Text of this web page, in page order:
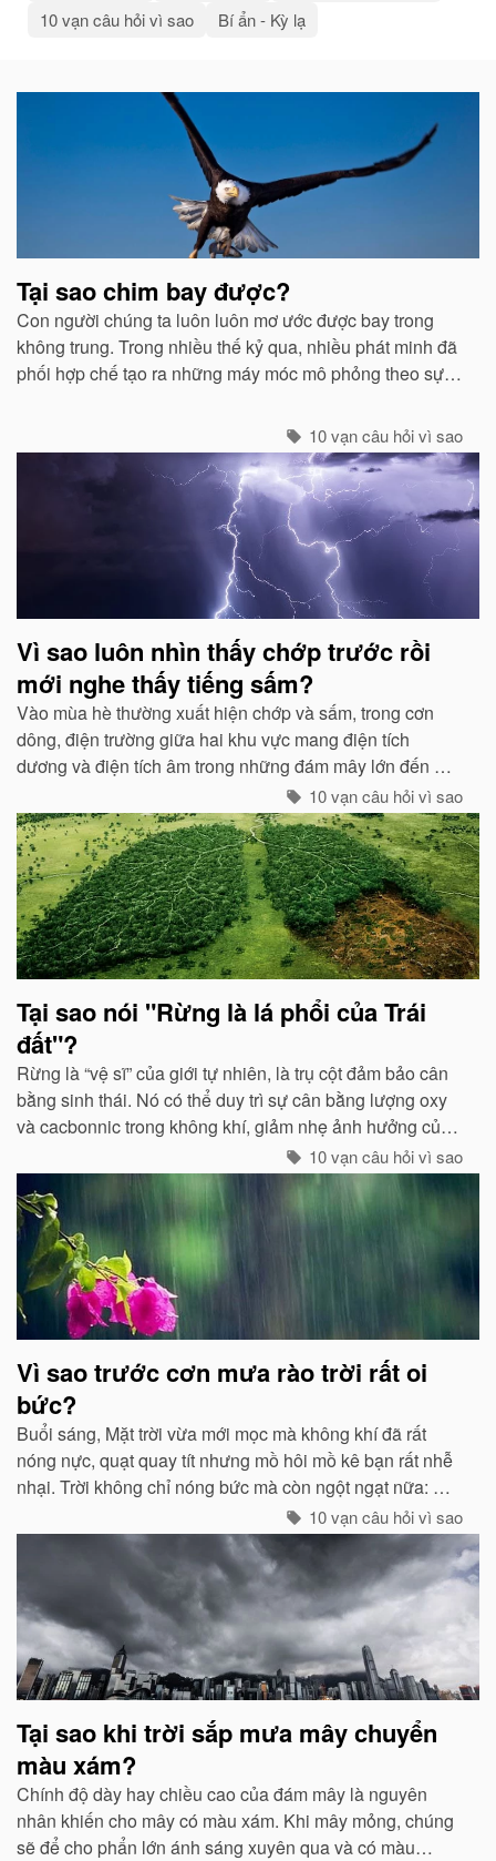
10 vạn câu hỏi vì sao Bí ẩn - Kỳ lạ
Bài
liên
Tại sao chim bay được?
Con người chúng ta luôn luôn mơ ước được bay trong
không trung. Trong nhiều thế kỷ qua, nhiều phát minh đã
phối hợp chế tạo ra những máy móc mô phỏng theo sự
10 vạn câu hỏi vì sao
Vì sao luôn nhìn thấy chớp trước rồi
mới nghe thấy tiếng sấm?
Vào mùa hè thường xuất hiện chớp và sấm, trong cơn
dông, điện trường giữa hai khu vực mang điện tích
dương và điện tích âm trong những đám mây lớn đến một
mức độ nhất định, hai loại điện tích trong quá trình phát
triển sẽ phát ra tia lửa...
10 vạn câu hỏi vì sao
Tại sao nói "Rừng là lá phổi của Trái
đất"?
Rừng là “vệ sĩ” của giới tự nhiên, là trụ cột đảm bảo cân
bằng sinh thái. Nó có thể duy trì sự cân bằng lượng oxy
và cacbonnic trong không khí, giảm nhẹ ảnh hưởng của
các chất thải, khí độc gây nên ô nhiễm, làm trong sạch
môi trường...
10 vạn câu hỏi vì sao
Vì sao trước cơn mưa rào trời rất oi
bức?
Buổi sáng, Mặt trời vừa mới mọc mà không khí đã rất
nóng nực, quạt quay tít nhưng mồ hôi mồ kê bạn rất nhễ
nhại. Trời không chỉ nóng bức mà còn ngột ngạt nữa: Đó
chính là dấu hiệu bắt đẩu của một cơn mưa rào...
10 vạn câu hỏi vì sao
Tại sao khi trời sắp mưa mây chuyển
màu xám?
Chính độ dày hay chiều cao của đám mây là nguyên
nhân khiến cho mây có màu xám. Khi mây mỏng, chúng
sẽ để cho phẩn lớn ánh sáng xuyên qua và có màu